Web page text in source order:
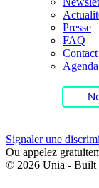
Presse
FAQ
Contact
Agenda
Signaler une
Ou appelez
© 2026 Unia - Built